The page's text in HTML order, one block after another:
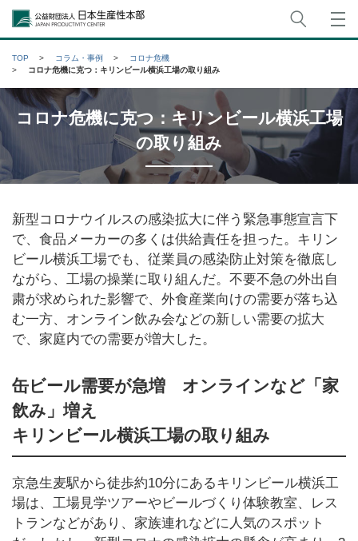
公益財団法人日本生産性本部
TOP コラム・事例
コロナ危機
コロナ危機に克つ：キリンビール横浜工場の取り組み
コロナ危機に克つ：キリンビール横浜工場
の取り組み
新型コロナウイルスの感染拡大に伴う緊急事態宣言下
で、食品メーカーの多くは供給責任を担った。キリン
ビール横浜工場でも、従業員の感染防止対策を徹底し
ながら、工場の操業に取り組んだ。不要不急の外出自
粛が求められた影響で、外食産業向けの需要が落ち込
む一方、オンライン飲み会などの新しい需要の拡大
で、家庭内での需要が増大した。
缶ビール需要が急増 オンラインなど「家
飲み」増え
キリンビール横浜工場の取り組み
京急生麦駅から徒歩約10分にあるキリンビール横浜工
場は、工場見学ツアーやビールづくり体験教室、レス
トランなどがあり、家族連れなどに人気のスポット